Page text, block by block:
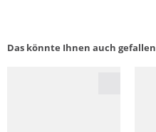
Das könnte Ihnen auch gefallen